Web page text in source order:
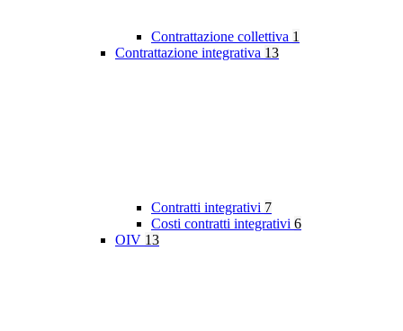
Contrattazione collettiva 1
Contrattazione integrativa 13
Contratti integrativi 7
Costi contratti integrativi 6
OIV 13